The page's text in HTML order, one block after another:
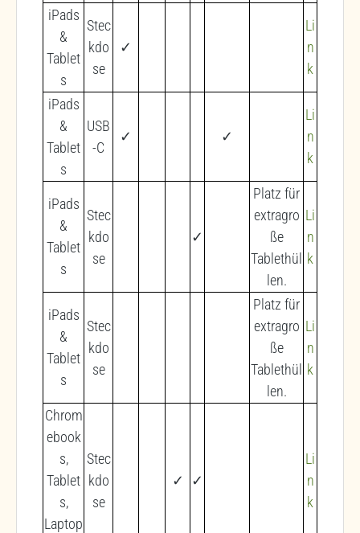
iPads
&
Tablet
s
Stec
kdo
se
✓
Li
n
k
iPads
&
Tablet
s
USB
-C
✓ ✓
Li
n
k
iPads
&
Tablet
s
Stec
kdo
se
✓
Platz für
extragro
ße
Tablethül
len.
Li
n
k
iPads
&
Tablet
s
Stec
kdo
se
Platz für
extragro
ße
Tablethül
len.
Li
n
k
Chrom
ebook
s,
Tablet
s,
Laptop
Stec
kdo
se
✓ ✓
Li
n
k